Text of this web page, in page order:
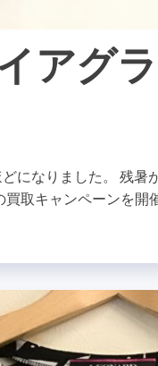
アグ
になりました。 残暑
取キャンペーンを